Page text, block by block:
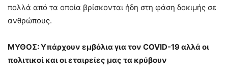
πολλά από τα οποία βρίσκονται ήδη στη φάση δοκιμής σε
ανθρώπους.
ΜΥΘΟΣ: Υπάρχουν εμβόλια για τον COVID-19 αλλά οι
πολιτικοί και οι εταιρείες μας τα κρύβουν